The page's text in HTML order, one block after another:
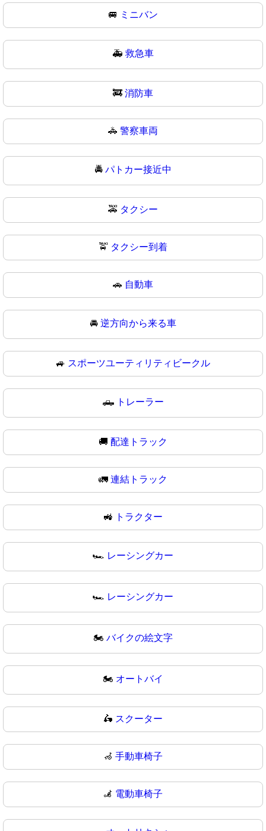
🚐 ミニバン
🚑 救急車
🚒 消防車
🚓 警察車両
🚔 パトカー接近中
🚕 タクシー
🚖 タクシー到着
🚗 自動車
🚘 逆方向から来る車
🚙 スポーツユーティリティビークル
🛻 トレーラー
🚚 配達トラック
🚛 連結トラック
🚜 トラクター
🏎️ レーシングカー
🏎 レーシングカー
🏍️ バイクの絵文字
🏍 オートバイ
🛵 スクーター
🦽 手動車椅子
🦼 電動車椅子